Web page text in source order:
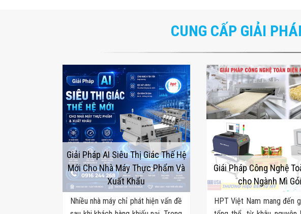
CUNG CẤP GIẢI
Giải Pháp AI Siêu Thị Giác Thế Hệ
Mới Cho Nhà Máy Thực Phẩm Và
Xuất Khẩu
Nhiều nhà máy chỉ phát hiện vấn đề
Giái Pháp Công Nghệ
cho Ngành Mì Gói
HPT Việt Nam mang đến